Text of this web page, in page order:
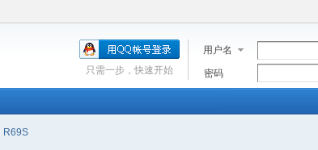
用户名
密码
只需一步，快速开始
R69S